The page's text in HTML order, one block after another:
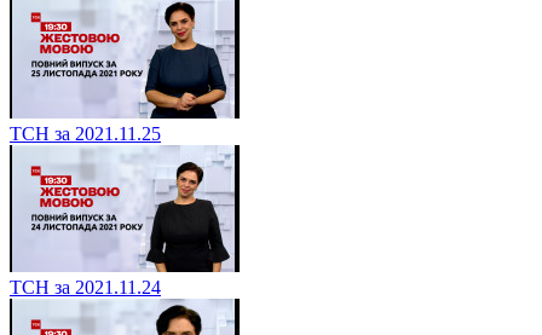
ТСН за 2021.11.25
ТСН за 2021.11.24